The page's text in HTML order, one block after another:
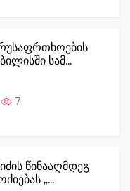
სამ...
7
წინააღმდეგ
„...